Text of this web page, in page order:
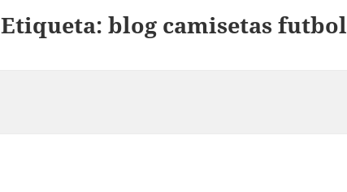
Etiqueta:blog camisetas futbol